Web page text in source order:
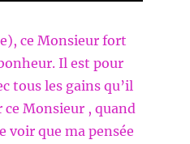
ce Monsieur fort
Il est pour
tous les gains qu’il
Monsieur , quand
voir que ma pensée